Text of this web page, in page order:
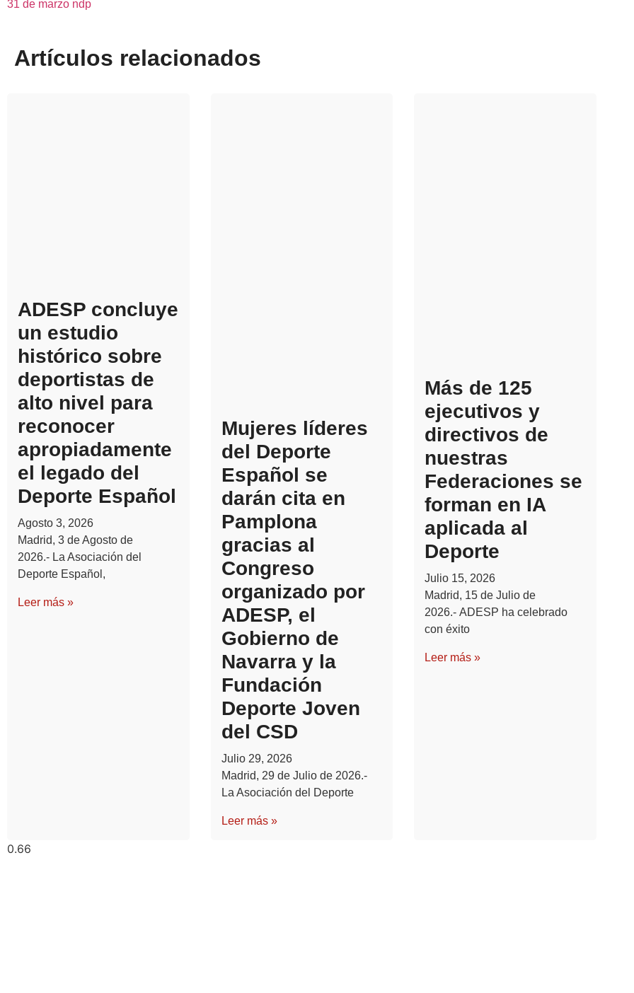
31 de marzo ndp
Artículos relacionados
ADESP concluye
un estudio
histórico sobre
deportistas de
alto nivel para
reconocer
apropiadamente
el legado del
Deporte Español
Agosto 3, 2026
Madrid, 3 de Agosto de
2026.- La Asociación del
Deporte Español,
Leer más »
Mujeres líderes
del Deporte
Español se
darán cita en
Pamplona
gracias al
Congreso
organizado por
ADESP, el
Gobierno de
Navarra y la
Fundación
Deporte Joven
del CSD
Julio 29, 2026
Madrid, 29 de Julio de 2026.-
La Asociación del Deporte
Leer más »
Más de 125
ejecutivos y
directivos de
nuestras
Federaciones se
forman en IA
aplicada al
Deporte
Julio 15, 2026
Madrid, 15 de Julio de
2026.- ADESP ha celebrado
con éxito
Leer más »